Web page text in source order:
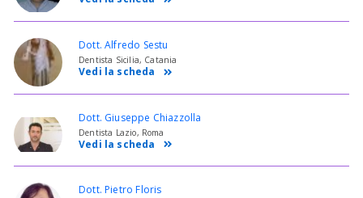
Dott. Alfredo Sestu
Dentista Sicilia, Catania
Vedi la scheda
Dott. Giuseppe Chiazzolla
Dentista Lazio, Roma
Vedi la scheda
Dott. Pietro Floris